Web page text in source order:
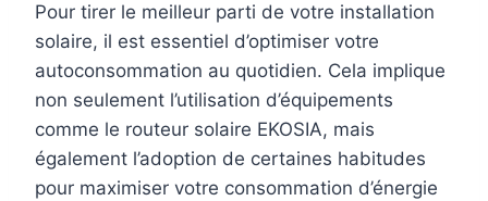
Pour tirer le meilleur parti de votre installation
solaire, il est essentiel d’optimiser votre
autoconsommation au quotidien. Cela implique
non seulement l’utilisation d’équipements
comme le routeur solaire EKOSIA, mais
également l’adoption de certaines habitudes
pour maximiser votre consommation d’énergie